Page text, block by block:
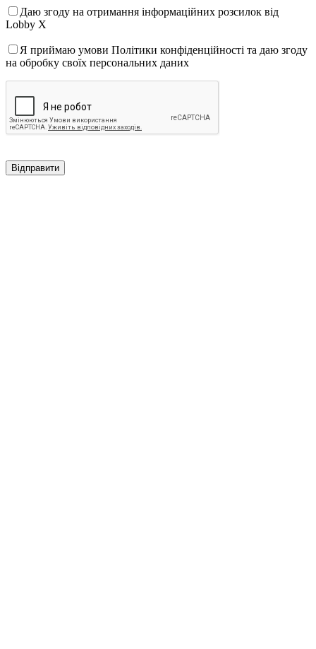
Даю згоду на отримання інформаційних розсилок від
Lobby X
Я приймаю умови Політики конфіденційності та даю згоду
на обробку своїх персональних даних